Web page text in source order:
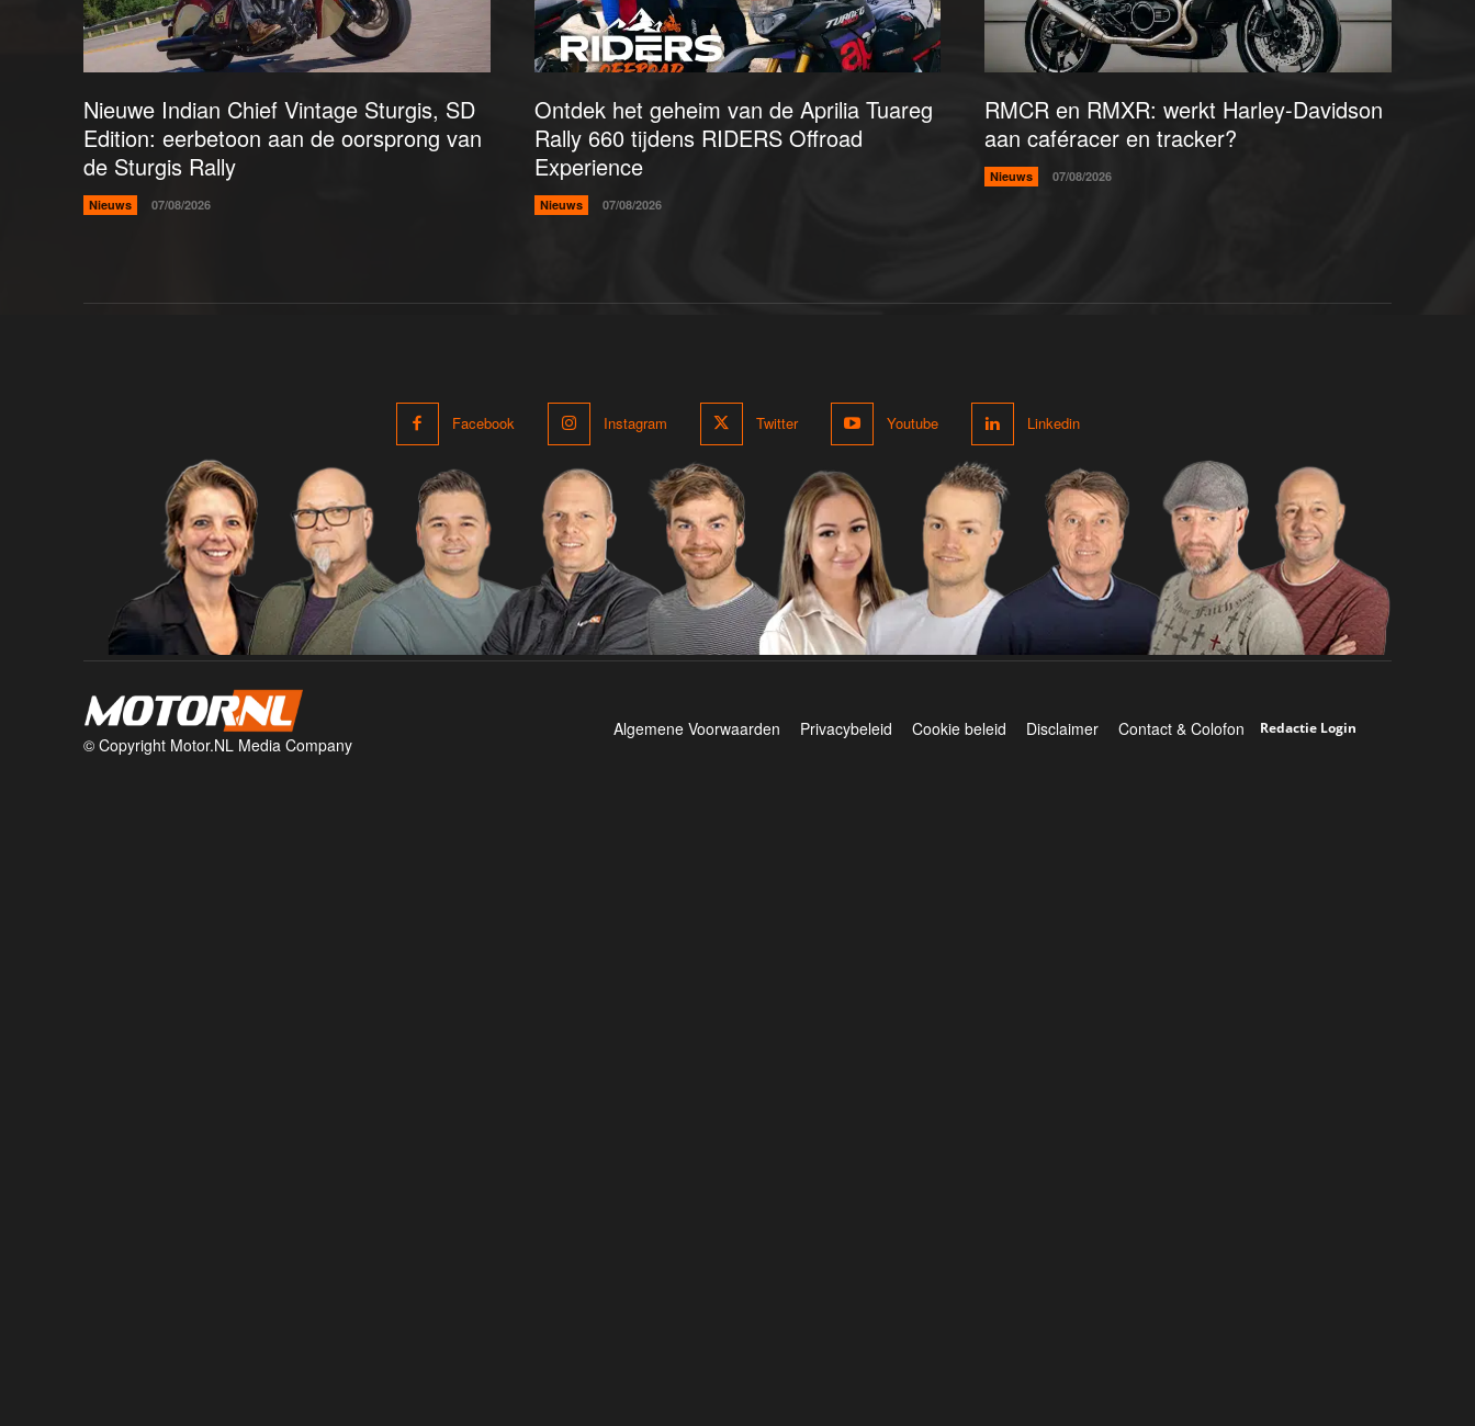
Nieuwe Indian Chief Vintage Sturgis, SD
Edition: eerbetoon aan de oorsprong van
de Sturgis Rally
Nieuws 07/08/2026
Ontdek het geheim van de Aprilia Tuareg
Rally 660 tijdens RIDERS Offroad
Experience
Nieuws 07/08/2026
RMCR en RMXR: werkt Harley-Davidson
aan caféracer en tracker?
Nieuws 07/08/2026
Facebook Instagram Twitter Youtube Linkedin
© Copyright Motor.NL Media Company
Algemene Voorwaarden Privacybeleid Cookie beleid Disclaimer Contact & Colofon Redactie Login